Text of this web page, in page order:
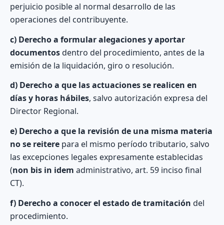
perjuicio posible al normal desarrollo de las
operaciones del contribuyente.
c) Derecho a formular alegaciones y aportar
documentosdentro del procedimiento, antes de la
emisión de la liquidación, giro o resolución.
d) Derecho a que las actuaciones se realicen en
días y horas hábiles, salvo autorización expresa del
Director Regional.
e) Derecho a que la revisión de una misma materia
no se reitere para el mismo período tributario, salvo
las excepciones legales expresamente establecidas
(non bis in idem administrativo, art. 59 inciso final
CT).
f) Derecho a conocer el estado de tramitación del
procedimiento.